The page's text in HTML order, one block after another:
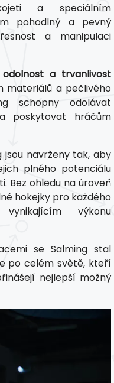
a speciálním
pohodlný a pevný
a manipulaci
odolnost a trvanlivost
materiálů a pečlivého
schopny odolávat
poskytovat hráčům
jsou navrženy tak, aby
plného potenciálu
Bez ohledu na úroveň
hokejky pro každého
výkonu
se Salming stal
po celém světě, kteří
nejlepší možný